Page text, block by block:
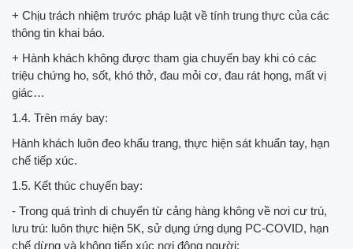
+ Chịu trách nhiệm trước pháp luật về tính trung thực của các
thông tin khai báo.
+ Hành khách không được tham gia chuyến bay khi có các
triệu chứng ho, sốt, khó thở, đau mỏi cơ, đau rát họng, mất vị
giác…
1.4. Trên máy bay:
Hành khách luôn đeo khẩu trang, thực hiện sát khuẩn tay, hạn
chế tiếp xúc.
1.5. Kết thúc chuyến bay:
- Trong quá trình di chuyển từ cảng hàng không về nơi cư trú,
lưu trú: luôn thực hiện 5K, sử dụng ứng dụng PC-COVID, hạn
chế dừng và không tiếp xúc nơi đông người;